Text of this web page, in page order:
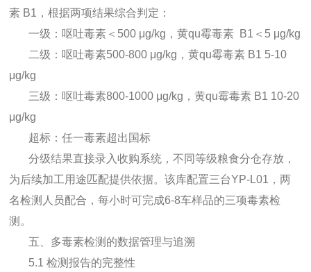
素 B1，根据两项结果综合判定：
一级：呕吐毒素＜500 μg/kg，黄qu霉毒素 B1＜5 μg/kg
二级：呕吐毒素500-800 μg/kg，黄qu霉毒素 B1 5-10
μg/kg
三级：呕吐毒素800-1000 μg/kg，黄qu霉毒素 B1 10-20
μg/kg
超标：任一毒素超出国标
分级结果直接录入收购系统，不同等级粮食分仓存放，
为后续加工用途匹配提供依据。该库配置三台YP-L01，两
名检测人员配合，每小时可完成6-8车样品的三项毒素检
测。
五、多毒素检测的数据管理与追溯
5.1 检测报告的完整性